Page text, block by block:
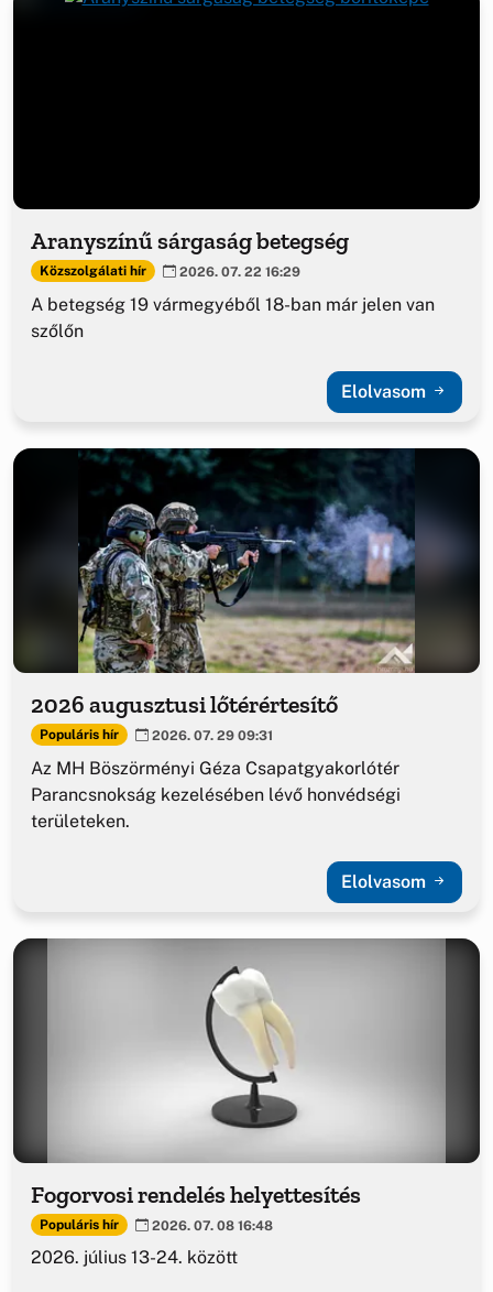
Aranyszínű sárgaság betegség
Közszolgálati hír 2026. 07. 22 16:29
A betegség 19 vármegyéből 18-ban már jelen van
szőlőn
Elolvasom
2026 augusztusi lőtérértesítő
Populáris hír 2026. 07. 29 09:31
Az MH Böszörményi Géza Csapatgyakorlótér
Parancsnokság kezelésében lévő honvédségi
területeken.
Elolvasom
Fogorvosi rendelés helyettesítés
Populáris hír 2026. 07. 08 16:48
2026. július 13-24. között